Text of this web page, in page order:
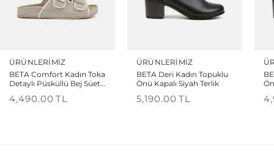
ÜRÜNLERIMIZ
BETA Comfort Kadın Toka
Detaylı Püsküllü Bej Süet
4,490.00 TL
ÜRÜNLERIMIZ
BETA Deri Kadın Topuklu
Önü Kapalı Siyah Terlik
5,190.00 TL